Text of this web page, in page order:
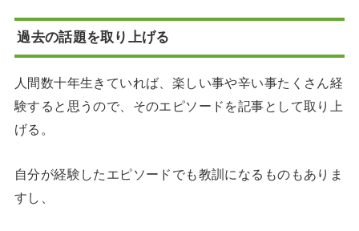
過去の話題を取り上げる
人間数十年生きていれば、楽しい事や辛い事たくさん経
験すると思うので、そのエピソードを記事として取り上
げる。
自分が経験したエピソードでも教訓になるものもありま
すし、